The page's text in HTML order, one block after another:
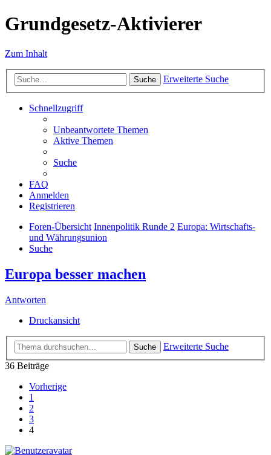
Grundgesetz-Aktivierer
Zum Inhalt
Suche Erweiterte Suche
Schnellzugriff
Unbeantwortete Themen
Aktive Themen
Suche
FAQ
Anmelden
Registrieren
Foren-Übersicht Innenpolitik Runde 2 Europa: Wirtschafts-
und Währungsunion
Suche
Europa besser machen
Antworten
Druckansicht
Suche
Erweiterte Suche
36 Beiträge
Vorherige
1
2
3
4